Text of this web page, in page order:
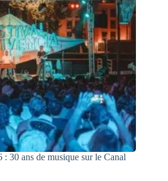
30 ans de musique sur le Canal